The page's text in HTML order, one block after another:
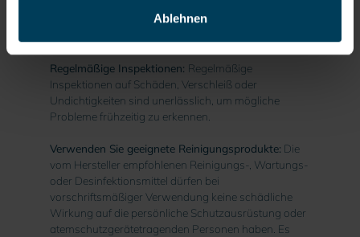
Ablehnen
Anweisungen gelten für jedes Gerät und
Regelmäßige Inspektionen: Regelmäßige
Inspektionen auf Schäden, Verschleiß oder
Undichtigkeiten sind unerlässlich, um mögliche
Probleme frühzeitig zu erkennen.
Verwenden Sie geeignete Reinigungsprodukte: Die
vom Hersteller empfohlenen Reinigungs-, Wartungs-
oder Desinfektionsmittel dürfen bei
vorschriftsmäßiger Verwendung keine schädliche
Wirkung auf die persönliche Schutzausrüstung oder
atemschutzgerätetragenden Personen haben. Es